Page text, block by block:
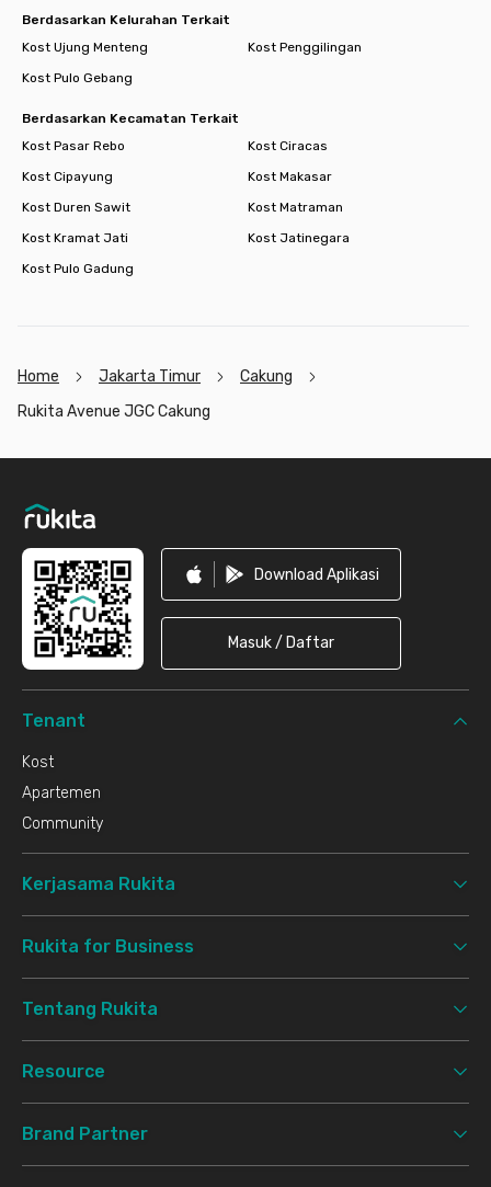
Avenue JGC Cakung. Dengan fasilitas lengkap dan lokasi yang
ingin tinggal praktis, nyaman, dan efisien.
Berdasarkan Kelurahan Terkait
Kost Ujung Menteng
Kost Penggilingan
Kost Pulo Gebang
Berdasarkan Kecamatan Terkait
Kost Pasar Rebo
Kost Ciracas
Kost Cipayung
Kost Makasar
Kost Duren Sawit
Kost Matraman
Kost Kramat Jati
Kost Jatinegara
Kost Pulo Gadung
Home Jakarta Timur
Cakung
Rukita Avenue JGC Cakung
Download Aplikasi
Masuk / Daftar
Tenant
Kost
Apartemen
Community
Kerjasama Rukita
Rukita for Business
Tentang Rukita
Resource
Brand Partner